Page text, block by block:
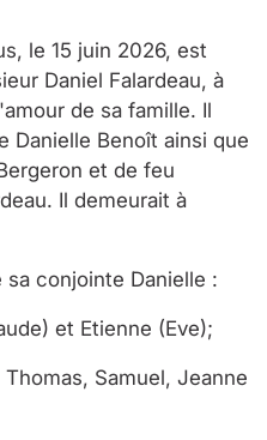
le 15 juin 2026, est
Daniel Falardeau, à
de sa famille. Il
Danielle Benoît ainsi que
et de feu
Il demeurait à
conjointe Danielle :
et Etienne (Eve);
Samuel, Jeanne